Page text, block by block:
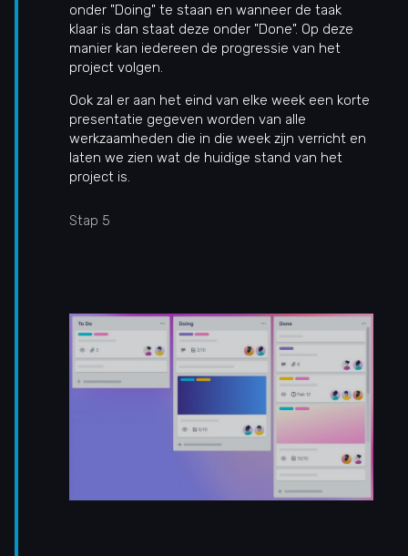
onder "Doing" te staan en wanneer de taak
klaar is dan staat deze onder "Done". Op deze
manier kan iedereen de progressie van het
project volgen.
Ook zal er aan het eind van elke week een korte
presentatie gegeven worden van alle
werkzaamheden die in die week zijn verricht en
laten we zien wat de huidige stand van het
project is.
Stap 5